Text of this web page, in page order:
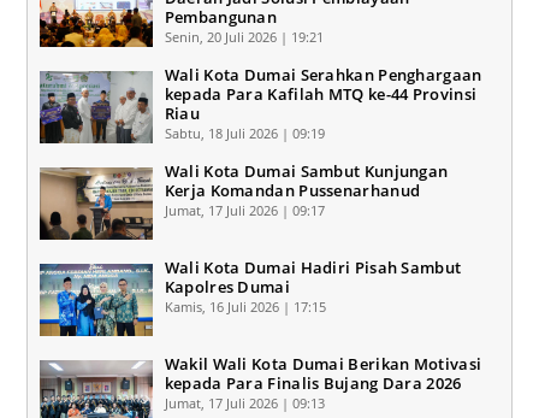
Pembangunan
Senin, 20 Juli 2026 | 19:21
Wali Kota Dumai Serahkan Penghargaan
kepada Para Kafilah MTQ ke-44 Provinsi
Riau
Sabtu, 18 Juli 2026 | 09:19
Wali Kota Dumai Sambut Kunjungan
Kerja Komandan Pussenarhanud
Jumat, 17 Juli 2026 | 09:17
Wali Kota Dumai Hadiri Pisah Sambut
Kapolres Dumai
Kamis, 16 Juli 2026 | 17:15
Wakil Wali Kota Dumai Berikan Motivasi
kepada Para Finalis Bujang Dara 2026
Jumat, 17 Juli 2026 | 09:13